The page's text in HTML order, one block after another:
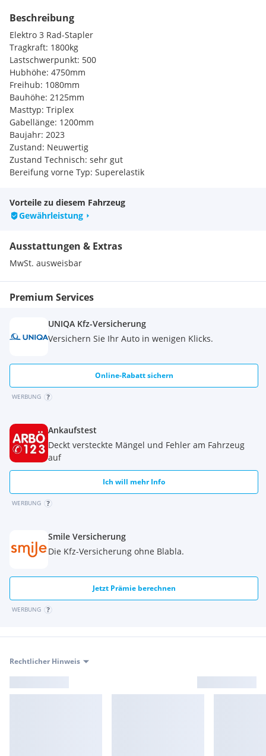
Beschreibung
Elektro 3 Rad-Stapler
Tragkraft: 1800kg
Lastschwerpunkt: 500
Hubhöhe: 4750mm
Freihub: 1080mm
Bauhöhe: 2125mm
Masttyp: Triplex
Gabellänge: 1200mm
Baujahr: 2023
Zustand: Neuwertig
Zustand Technisch: sehr gut
Bereifung vorne Typ: Superelastik
Bereifung hinten Typ: Superelastik
Bereifung hinten Zustand: 80 - 100%
Batterie Volt: 48V
Batterie Baujahr: 2023
Extras:
3. Ventil
4. Ventil
Arbeitsscheinwerfer vorn
Dachabdeckung
Vorteile zu diesem Fahrzeug
Gewährleistung
Ausstattungen & Extras
MwSt. ausweisbar
Premium Services
UNIQA Kfz-Versicherung
Versichern Sie Ihr Auto in wenigen Klicks.
Online-Rabatt sichern
WERBUNG
Ankaufstest
Deckt versteckte Mängel und Fehler am Fahrzeug
auf
Ich will mehr Info
WERBUNG
Smile Versicherung
Die Kfz-Versicherung ohne Blabla.
Jetzt Prämie berechnen
WERBUNG
Rechtlicher Hinweis